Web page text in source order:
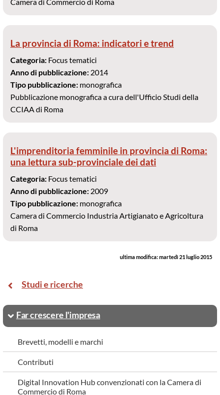
La provincia di Roma: indicatori e trend
Categoria: Focus tematici
Anno di pubblicazione: 2014
Tipo pubblicazione: monografica
Pubblicazione monografica a cura dell'Ufficio Studi della
CCIAA di Roma
L'imprenditoria femminile in provincia di Roma:
una lettura sub-provinciale dei dati
Categoria: Focus tematici
Anno di pubblicazione: 2009
Tipo pubblicazione: monografica
Camera di Commercio Industria Artigianato e Agricoltura
di Roma
ultima modifica:martedì 21 luglio 2015
Studi e ricerche
Far crescere l'impresa
Brevetti, modelli e marchi
Contributi
Digital Innovation Hub convenzionati con la Camera di
Commercio di Roma